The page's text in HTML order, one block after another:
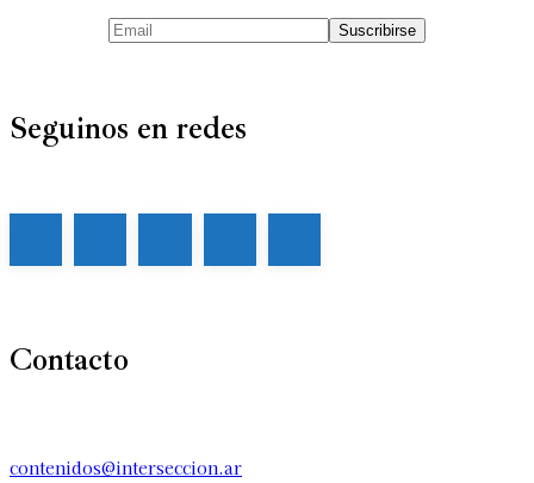
Seguinos en redes
Contacto
contenidos@interseccion.ar